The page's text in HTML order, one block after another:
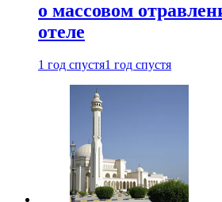
о массовом
отеле
1 год спустя1 год спустя